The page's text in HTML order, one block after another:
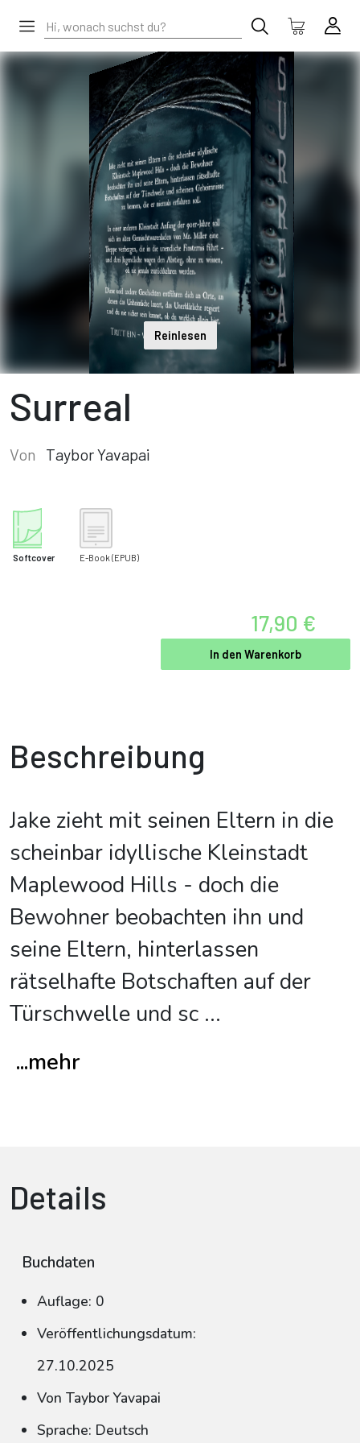
Reinlesen
Surreal
Von Taybor Yavapai
Softcover E-Book (EPUB)
17,90 €
In den Warenkorb
Beschreibung
Jake zieht mit seinen Eltern in die
scheinbar idyllische Kleinstadt
Maplewood Hills - doch die
Bewohner beobachten ihn und
seine Eltern, hinterlassen
rätselhafte Botschaften auf der
Türschwelle und sc ...
...mehr
Details
Buchdaten
Auflage: 0
Veröffentlichungsdatum:
27.10.2025
Von Taybor Yavapai
Sprache: Deutsch